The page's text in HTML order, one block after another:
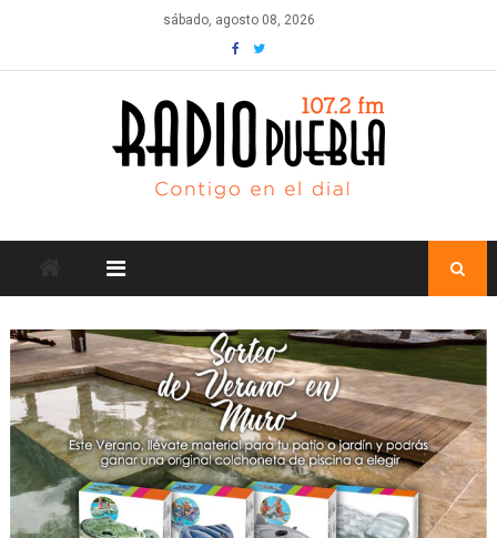
content
sábado, agosto 08, 2026